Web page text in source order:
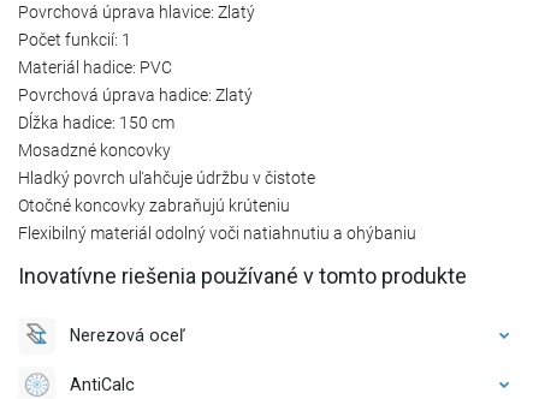
Povrchová úprava hlavice: Zlatý
Počet funkcií: 1
Materiál hadice: PVC
Povrchová úprava hadice: Zlatý
Dĺžka hadice: 150 cm
Mosadzné koncovky
Hladký povrch uľahčuje údržbu v čistote
Otočné koncovky zabraňujú krúteniu
Flexibilný materiál odolný voči natiahnutiu a ohýbaniu
Inovatívne riešenia používané v tomto produkte
Nerezová oceľ
AntiCalc